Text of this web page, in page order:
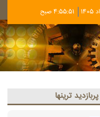
4:55:52 صبح
پربازديد ترينها